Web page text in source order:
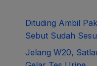
Dituding Ambil
Sebut Sudah
Jelang W20,